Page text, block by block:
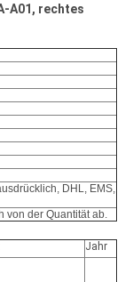
A01, rechtes
DHL, EMS,
von der Quantität ab.
Jahr